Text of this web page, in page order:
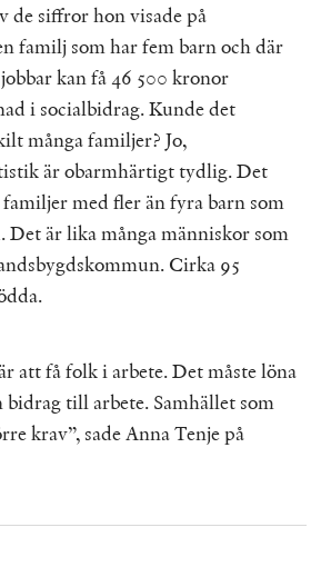
de siffror hon visade på
familj som har fem barn och där
kan få 46 500 kronor
i socialbidrag. Kunde det
många familjer? Jo,
är obarmhärtigt tydlig. Det
med fler än fyra barn som
Det är lika många människor som
Cirka 95
att få folk i arbete. Det måste löna
bidrag till arbete. Samhället som
krav”, sade Anna Tenje på